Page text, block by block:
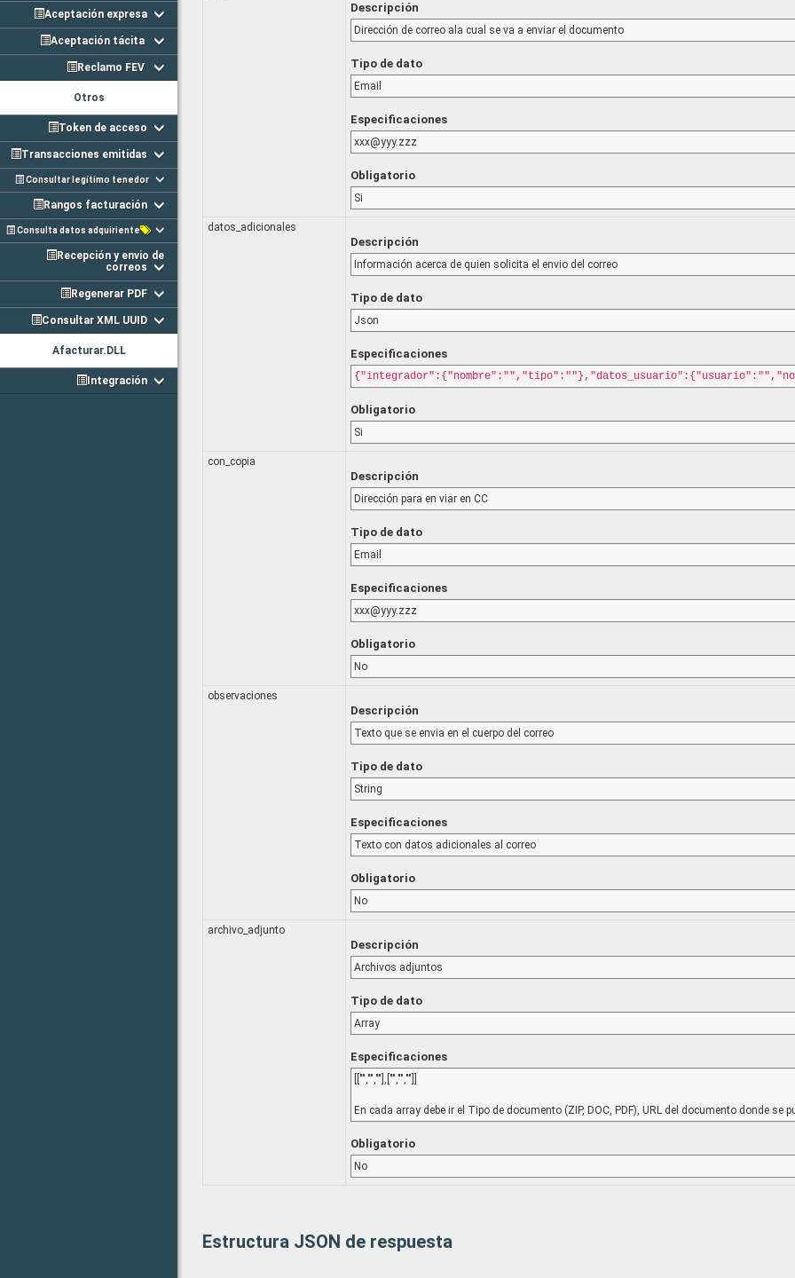
Aceptación expresa
Aceptación tácita
Reclamo FEV
Otros
Token de acceso
Transacciones emitidas
Consultar legítimo tenedor
Rangos facturación
Consulta datos adquiriente
Recepción y envio de
correos
Regenerar PDF
Consultar XML UUID
Afacturar.DLL
Integración
Descripción
Dirección de correo ala cual se va a enviar el documento
Tipo de dato
Email
Especificaciones
xxx@yyy.zzz
Obligatorio
Si
datos_adicionales
Descripción
Información acerca de quien solicita el envio del correo
Tipo de dato
Json
Especificaciones
Obligatorio
Si
con_copia
Descripción
Dirección para en viar en CC
Tipo de dato
Email
Especificaciones
xxx@yyy.zzz
Obligatorio
No
observaciones
Descripción
Texto que se envia en el cuerpo del correo
Tipo de dato
String
Especificaciones
Texto con datos adicionales al correo
Obligatorio
No
archivo_adjunto
Descripción
Archivos adjuntos
Tipo de dato
Array
Especificaciones
[["","",""],["","",""]]
En cada array debe ir el Tipo de documento (ZIP, DOC, PDF), URL del documento donde se
Obligatorio
No
Estructura JSON de respuesta